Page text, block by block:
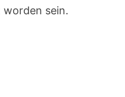
worden sein.